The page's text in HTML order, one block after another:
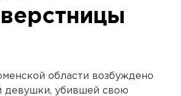
области возбуждено
девушки, убившей свою